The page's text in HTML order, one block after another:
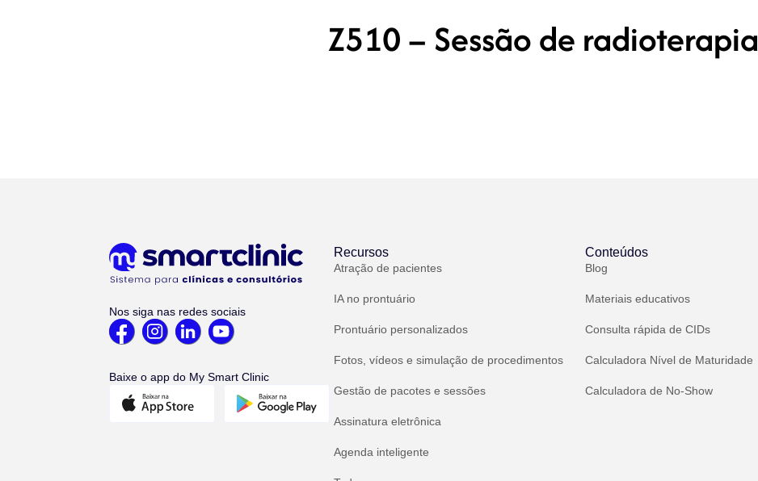
Z510 – Sessão de radioterapia
Nos siga nas redes sociais
Baixe o app do My Smart Clinic
Recursos
Atração de pacientes
IA no prontuário
Prontuário personalizados
Fotos, vídeos e simulação de procedimentos
Gestão de pacotes e sessões
Assinatura eletrônica
Agenda inteligente
Conteúdos
Blog
Materiais educativos
Consulta rápida de CIDs
Calculadora Nível de Maturidade
Calculadora de No-Show